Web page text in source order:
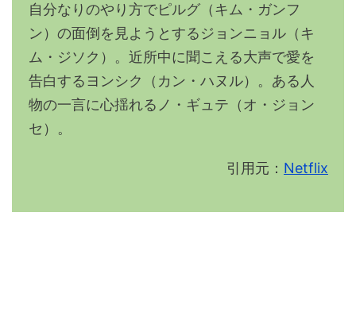
自分なりのやり方でピルグ（キム・ガンフ
ン）の面倒を見ようとするジョンニョル（キ
ム・ジソク）。近所中に聞こえる大声で愛を
告白するヨンシク（カン・ハヌル）。ある人
物の一言に心揺れるノ・ギュテ（オ・ジョン
セ）。
引用元： Netflix